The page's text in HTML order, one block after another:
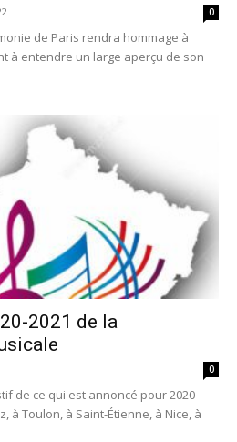
0
de Paris rendra hommage à
à entendre un large aperçu de son
2021 de la
0
de ce qui est annoncé pour 2020-
à Toulon, à Saint-Étienne, à Nice, à